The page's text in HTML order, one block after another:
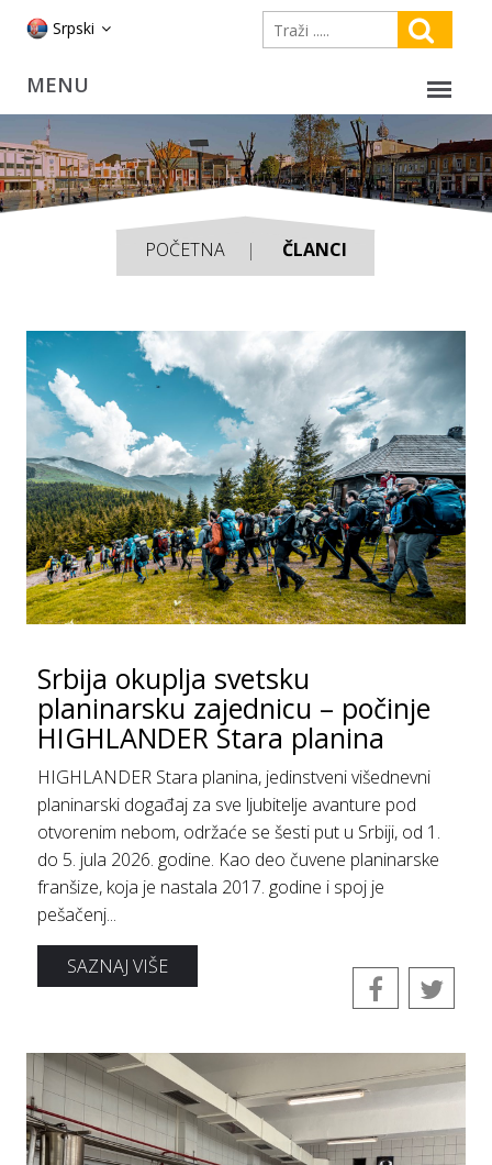
Srpski
POČETNA ČLANCI
Srbija okuplja svetsku
planinarsku zajednicu – počinje
HIGHLANDER Stara planina
HIGHLANDER Stara planina, jedinstveni višednevni
planinarski događaj za sve ljubitelje avanture pod
otvorenim nebom, održaće se šesti put u Srbiji, od 1.
do 5. јula 2026. godine. Kao deo čuvene planinarske
franšize, koja je nastala 2017. godine i spoj je
pešačenj...
SAZNAJ VIŠE